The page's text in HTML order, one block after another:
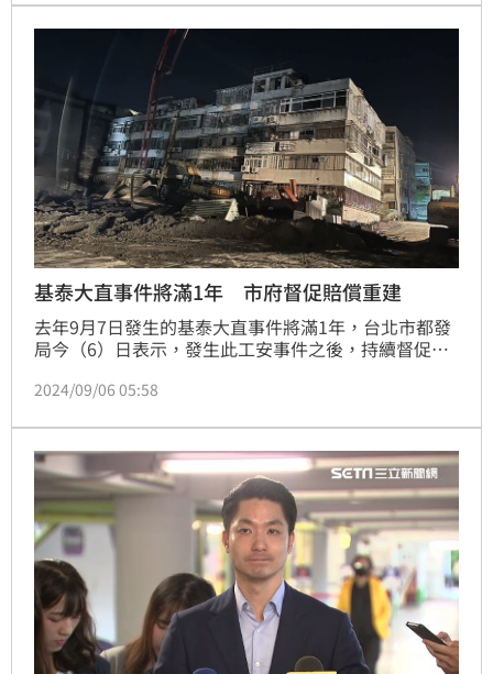
「基泰忠孝大樓」交易案付不出期款，且人不知去向，
令市場震驚。這名一度被譽為「神祕金主」的44歲富豪
背景，也再度引發外界關注。
基泰大直事件將滿1年 市府督促賠償重建
去年9月7日發生的基泰大直事件將滿1年，台北市都發
局今（6）日表示，發生此工安事件之後，持續督促基
2024/09/06 05:58